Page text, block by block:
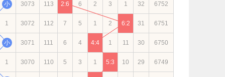
小 3073 113 2:6 6 2 3 1 32 6752
1 3072 112 7 5 1 2 6:2 31 6751
小 3071 111 6 4 4:4 1 11 30 6750
1 3070 110 5 3 1 5:3 10 29 6749